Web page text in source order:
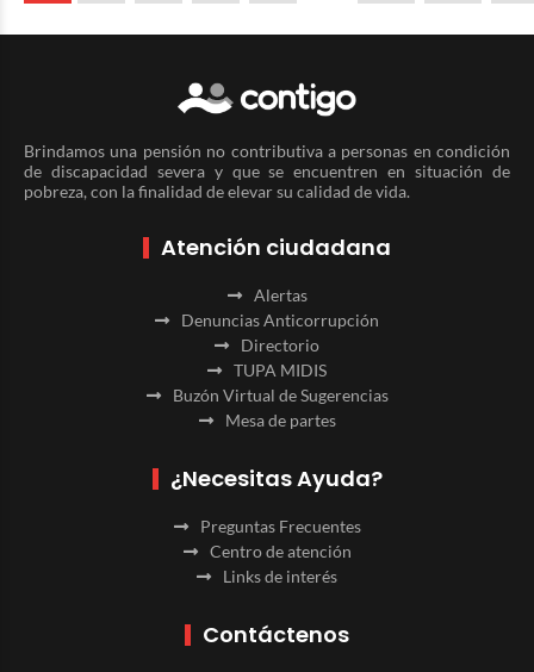
Brindamos una pensión no contributiva a personas en condición
de discapacidad severa y que se encuentren en situación de
pobreza, con la finalidad de elevar su calidad de vida.
Atención ciudadana
Alertas
Denuncias Anticorrupción
Directorio
TUPA MIDIS
Buzón Virtual de Sugerencias
Mesa de partes
¿Necesitas Ayuda?
Preguntas Frecuentes
Centro de atención
Links de interés
Contáctenos